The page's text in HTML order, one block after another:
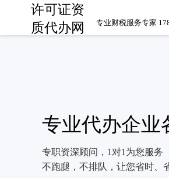
许可证资
质代办网
专业财税服务专家
专业代办企业
专职资深顾问，1对1为您服务
不跑腿，不排队，让您省时、